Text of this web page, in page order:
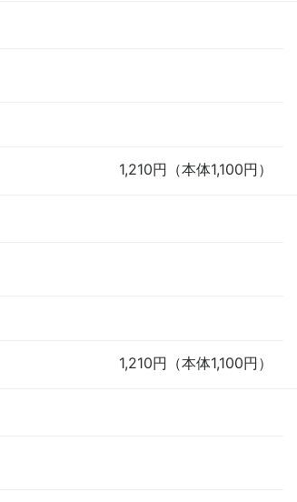
1,210円（本体1,100円）
1,210円（本体1,100円）